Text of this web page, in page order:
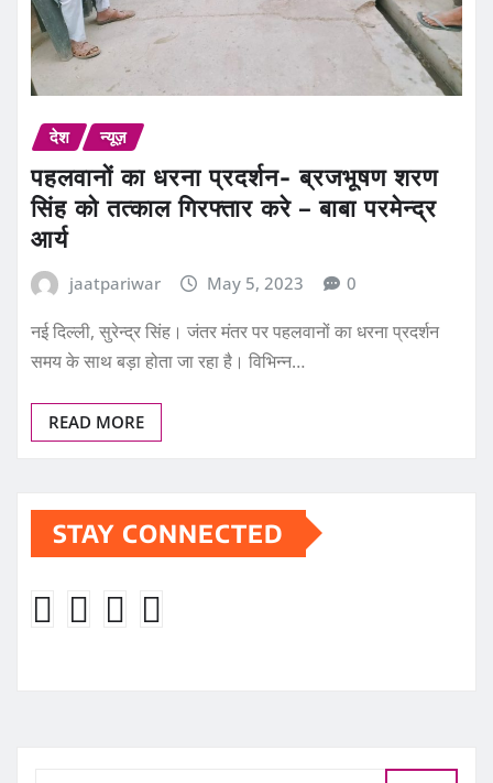
देश न्यूज़
पहलवानों का धरना प्रदर्शन- ब्रजभूषण शरण
सिंह को तत्काल गिरफ्तार करे – बाबा परमेन्द्र
आर्य
jaatpariwar May 5, 2023 0
नई दिल्ली, सुरेन्द्र सिंह। जंतर मंतर पर पहलवानों का धरना प्रदर्शन
समय के साथ बड़ा होता जा रहा है। विभिन्न…
READ MORE
STAY CONNECTED